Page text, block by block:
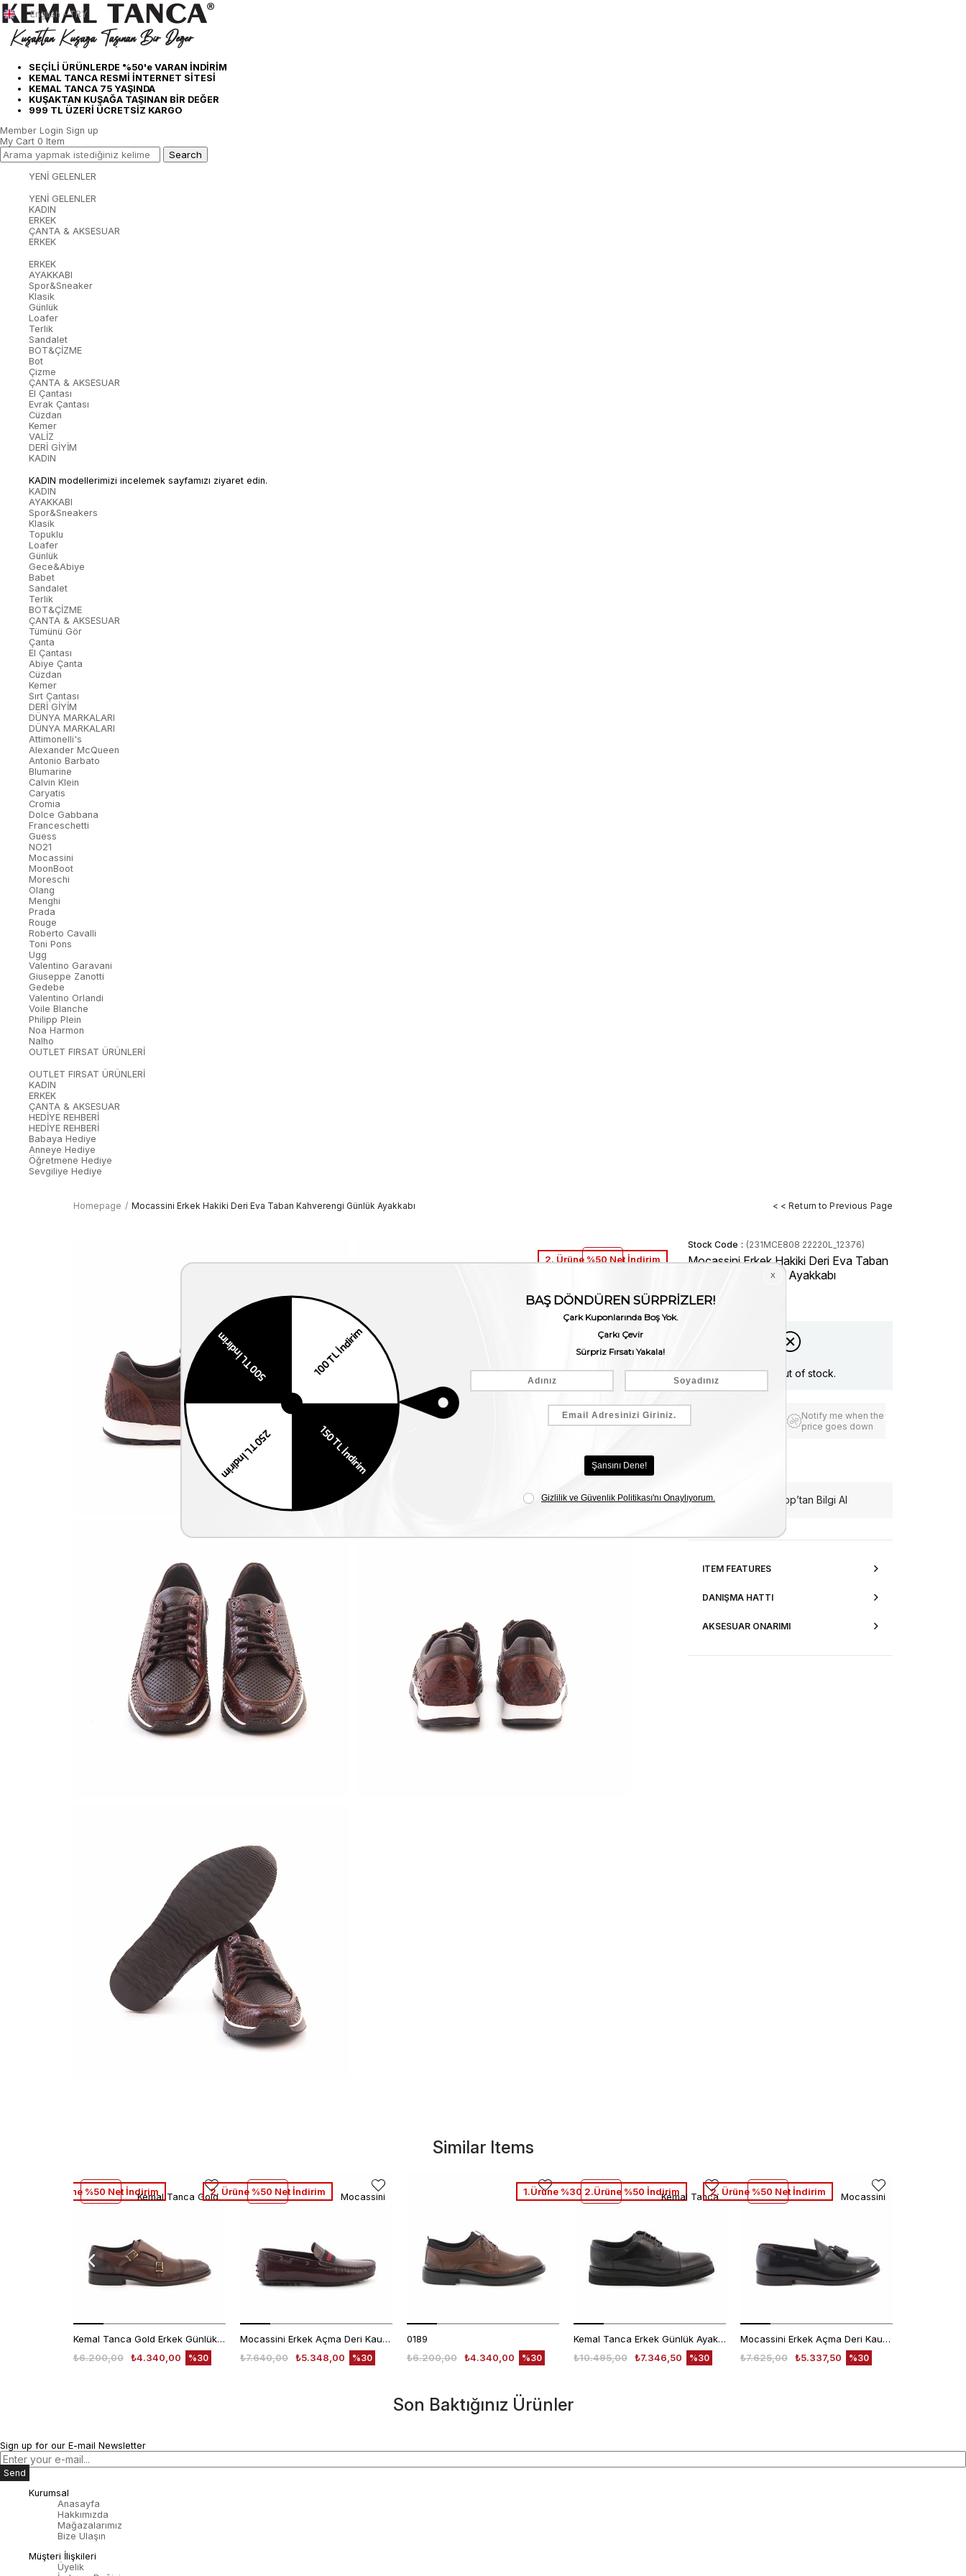
SEÇİLİ ÜRÜNLERDE %50'e VARAN İNDİRİM
KEMAL TANCA RESMİ İNTERNET SİTESİ
KEMAL TANCA 75 YAŞINDA
KUŞAKTAN KUŞAĞA TAŞINAN BİR DEĞER
999 TL ÜZERİ ÜCRETSİZ KARGO
English - TRY
Member Login Sign up
My Cart 0 Item
YENİ GELENLER
YENİ GELENLER
KADIN
ERKEK
ÇANTA & AKSESUAR
ERKEK
ERKEK
AYAKKABI
Spor&Sneaker
Klasik
Günlük
Loafer
Terlik
Sandalet
BOT&ÇİZME
Bot
Çizme
ÇANTA & AKSESUAR
El Çantası
Evrak Çantası
Cüzdan
Kemer
VALİZ
DERİ GİYİM
KADIN
KADIN modellerimizi incelemek sayfamızı ziyaret edin.
KADIN
AYAKKABI
Spor&Sneakers
Klasik
Topuklu
Loafer
Günlük
Gece&Abiye
Babet
Sandalet
Terlik
BOT&ÇİZME
ÇANTA & AKSESUAR
Tümünü Gör
Çanta
El Çantası
Abiye Çanta
Cüzdan
Kemer
Sırt Çantası
DERİ GİYİM
DÜNYA MARKALARI
DÜNYA MARKALARI
Attimonelli's
Alexander McQueen
Antonio Barbato
Blumarine
Calvin Klein
Caryatis
Cromia
Dolce Gabbana
Franceschetti
Guess
NO21
Mocassini
MoonBoot
Moreschi
Olang
Menghi
Prada
Rouge
Roberto Cavalli
Toni Pons
Ugg
Valentino Garavani
Giuseppe Zanotti
Gedebe
Valentino Orlandi
Voile Blanche
Philipp Plein
Noa Harmon
Nalho
OUTLET FIRSAT ÜRÜNLERİ
OUTLET FIRSAT ÜRÜNLERİ
KADIN
ERKEK
ÇANTA & AKSESUAR
HEDİYE REHBERİ
HEDİYE REHBERİ
Babaya Hediye
Anneye Hediye
Öğretmene Hediye
Sevgiliye Hediye
Homepage Mocassini Erkek Hakiki Deri Eva Taban Kahverengi Günlük Ayakkabı < < Return to Previous Page
2. Ürüne %50 Net İndirim
Stock Code (231MCE808 22220L_12376)
Mocassini Erkek Hakiki Deri Eva Taban
Kahverengi Günlük Ayakkabı
Stock Amount
Item is out of stock.
Notify me when the
price goes down
WhatsApp’tan Bilgi Al
ITEM FEATURES
DANIŞMA HATTI
AKSESUAR ONARIMI
Similar Items
Kemal Tanca Gold Erkek Günlük Ayakkabı 6612-152
₺4.340,00
₺6.200,00 %30
2. Ürüne %50 Net İndirimKemal Tanca Gold
Mocassini Erkek Açma Deri Kauçuk Taban Bordo Günlük Ayakkabı
₺5.348,00
₺7.640,00 %30
2. Ürüne %50 Net İndirim Mocassini
0189
₺4.340,00
₺6.200,00 %30
Kemal Tanca Erkek Günlük Ayakkabı 9430-1
₺7.346,50
₺10.495,00 %30
1.Ürüne %30 2.Ürüne %50 İndirimKemal Tanca
Mocassini Erkek Açma Deri Kauçuk Taban Siyah Günlük Ayakkabı
₺5.337,50
₺7.625,00 %30
2. Ürüne %50 Net İndirim Mocassini
Son Baktığınız Ürünler
Sign up for our E-mail Newsletter
Send
Kurumsal
Anasayfa
Hakkımızda
Mağazalarımız
Bize Ulaşın
Müşteri İlişkileri
Üyelik